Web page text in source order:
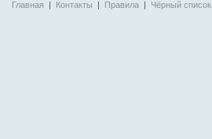
Главная | Контакты | Правила | Чёрный список